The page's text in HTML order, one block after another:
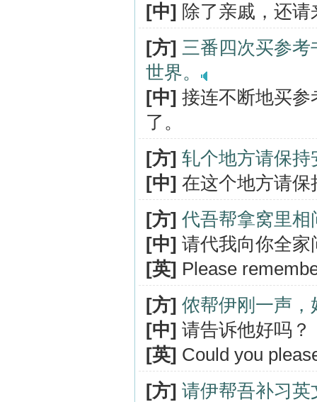
[中] 除了亲戚，还
[方] 三番四次买参
世界。
[中] 接连不断地买
了。
[方] 轧个地方请保
[中] 在这个地方请
[方] 代吾帮拿窝里相
[中] 请代我向你全家
[英] Please
[方] 侬帮伊刚一声，
[中] 请告诉他好吗？
[英] Could you
[方] 请伊帮吾补习英